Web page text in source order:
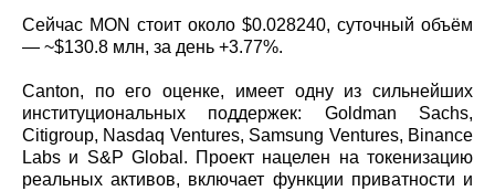
Сейчас MON стоит около $0.028240, суточный объём
— ~$130.8 млн, за день +3.77%.
Canton, по его оценке, имеет одну из сильнейших
институциональных поддержек: Goldman Sachs,
Citigroup, Nasdaq Ventures, Samsung Ventures, Binance
Labs и S&P Global. Проект нацелен на токенизацию
реальных активов, включает функции приватности и